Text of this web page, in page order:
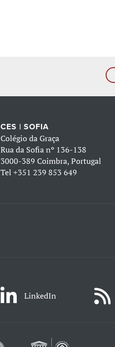
CES | SOFIA
Colégio da Graça
Rua da Sofia nº 136-138
3000-389 Coimbra, Portugal
Tel +351 239 853 649
LinkedIn